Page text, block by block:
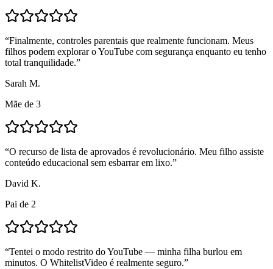
“Finalmente, controles parentais que realmente funcionam. Meus
filhos podem explorar o YouTube com segurança enquanto eu tenho
total tranquilidade.”
Sarah M.
Mãe de 3
“O recurso de lista de aprovados é revolucionário. Meu filho assiste
conteúdo educacional sem esbarrar em lixo.”
David K.
Pai de 2
“Tentei o modo restrito do YouTube — minha filha burlou em
minutos. O WhitelistVideo é realmente seguro.”